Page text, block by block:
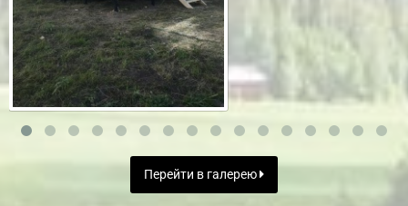
Перейти в галерею